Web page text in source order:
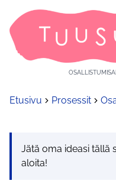
Etusivu Prosessit
Jätä oma ideasi tällä
aloita!